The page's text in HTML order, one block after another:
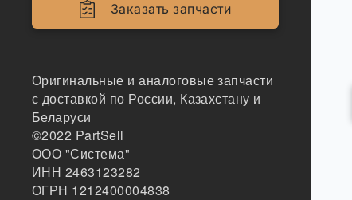
Заказать запчасти
Оригинальные и аналоговые запчасти
с доставкой по России, Казахстану и
Беларуси
©2022 PartSell
ООО "Система"
ИНН 2463123282
ОГРН 1212400004838